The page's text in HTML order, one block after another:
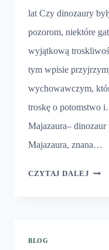
lat Czy dinozaury
pozorom, niektóre
wyjątkową
tym wpisie
wychowawczym,
troskę o potomstwo
Majazaura–
Majazaura, znana…
CZYTAJ DALEJ
BLOG